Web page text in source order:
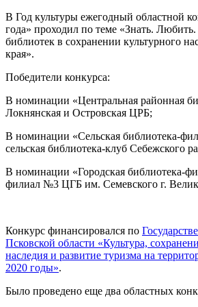
В Год культуры ежегодный областной
года» проходил по теме «Знать. Любить.
библиотек в сохранении культурного
края».
Победители конкурса:
В номинации «Центральная районная
Локнянская и Островская ЦРБ;
В номинации «Сельская библиотека-
сельская библиотека-клуб Себежского
В номинации «Городская библиотека-
филиал №3 ЦГБ им. Семевского г.
Конкурс финансировался по
Псковской области «Культура,
наследия и развитие туризма на
2020 годы».
Было проведено еще два областных